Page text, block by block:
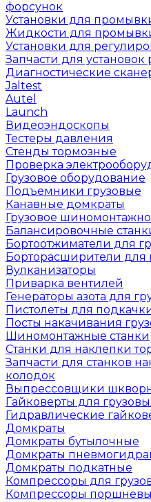
форсунок
Установки для
Жидкости для
Установки для
Запчасти для
Диагностические
Jaltest
Autel
Launch
Видеоэндоскопы
Тестеры давления
Стенды тормозные
Проверка
Грузовое оборудование
Подъемники грузовые
Канавные домкраты
Грузовое
Балансировочные
Бортоотжиматели для
Борторасширители для
Вулканизаторы
Приварка вентилей
Генераторы азота для
Пистолеты для
Посты накачивания
Шиномонтажные станки
Станки для наклепки
Запчасти для станков
колодок
Выпрессовщики
Гайковерты для
Гидравлические
Домкраты
Домкраты бутылочные
Домкраты
Домкраты подкатные
Компрессоры для
Компрессоры